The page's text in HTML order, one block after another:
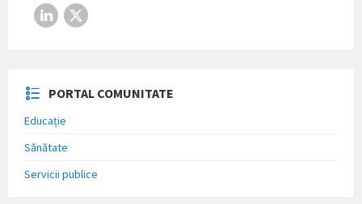
LinkedIn
X
PORTAL COMUNITATE
Educație
Sănătate
Servicii publice